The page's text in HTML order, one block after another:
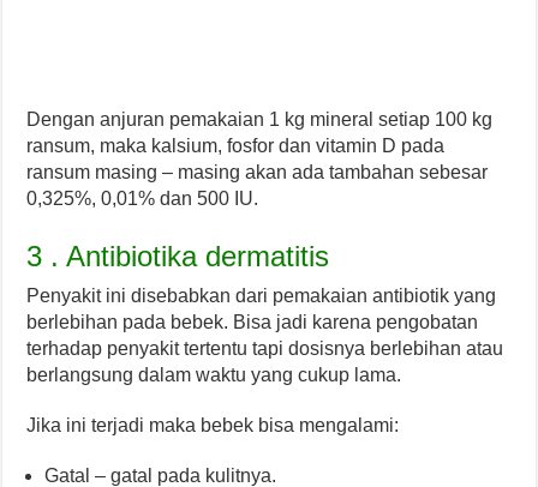
Dengan anjuran pemakaian 1 kg mineral setiap 100 kg
ransum, maka kalsium, fosfor dan vitamin D pada
ransum masing – masing akan ada tambahan sebesar
0,325%, 0,01% dan 500 IU.
3 . Antibiotika dermatitis
Penyakit ini disebabkan dari pemakaian antibiotik yang
berlebihan pada bebek. Bisa jadi karena pengobatan
terhadap penyakit tertentu tapi dosisnya berlebihan atau
berlangsung dalam waktu yang cukup lama.
Jika ini terjadi maka bebek bisa mengalami:
Gatal – gatal pada kulitnya.